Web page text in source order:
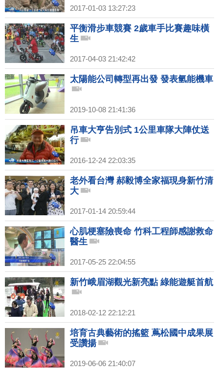
2017-01-03 13:27:23
平衡滑步車競賽 2歲車手比賽趣味橫
生
2017-04-03 21:42:42
太陽能公司轉型再出發 發表氫能機車
2019-10-08 21:41:36
吊車大亨告別式 1公里車隊大陣仗送
行
2016-12-24 22:03:35
老外看台灣 郝毅博全家福現身新竹清
大
2017-01-14 20:59:44
心肌梗塞險喪命 竹科工程師感謝救命
醫生
2017-05-25 22:04:55
新竹峨眉湖觀光新亮點 綠能遊艇首航
2018-02-12 22:12:21
培育古典藝術的搖籃 蔦松國中成果展
受讚揚
2019-06-06 21:40:07